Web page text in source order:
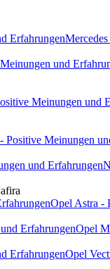
Erfahrungen
und
Meinungen und
Positive Meinungen
und Erfahrungen
Opel Astra -
ErfahrungenOpel
ErfahrungenOpel